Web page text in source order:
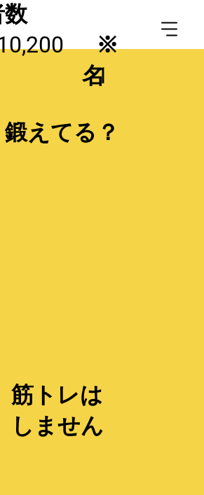
名
※
1
えてる？
筋トレは
しません